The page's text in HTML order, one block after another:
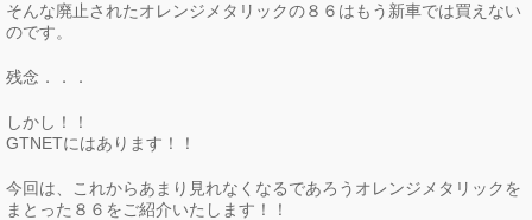
そんな廃止されたオレンジメタリックの８６はもう新車では買えない
のです。
残念．．．
しかし！！
GTNETにはあります！！
今回は、これからあまり見れなくなるであろうオレンジメタリックを
まとった８６をご紹介いたします！！